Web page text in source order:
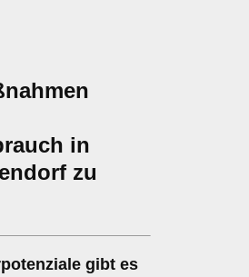
in
zu
gibt es